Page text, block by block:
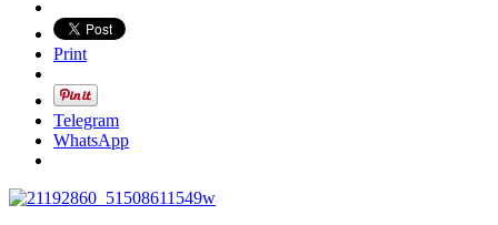
Print
Telegram
WhatsApp